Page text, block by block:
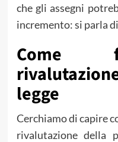
che gli assegni
incremento: si parla
Come
legge
Cerchiamo di capire
rivalutazione della